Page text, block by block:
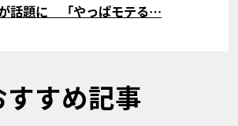
話題に 「やっぱモテる…
すすめ記事